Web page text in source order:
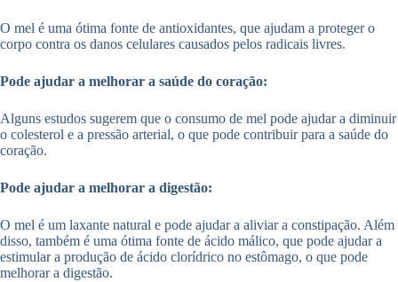
O mel é uma ótima fonte de antioxidantes, que ajudam a proteger o
corpo contra os danos celulares causados pelos radicais livres.
Pode ajudar a melhorar a saúde do coração:
Alguns estudos sugerem que o consumo de mel pode ajudar a diminuir
o colesterol e a pressão arterial, o que pode contribuir para a saúde do
coração.
Pode ajudar a melhorar a digestão:
O mel é um laxante natural e pode ajudar a aliviar a constipação. Além
disso, também é uma ótima fonte de ácido málico, que pode ajudar a
estimular a produção de ácido clorídrico no estômago, o que pode
melhorar a digestão.